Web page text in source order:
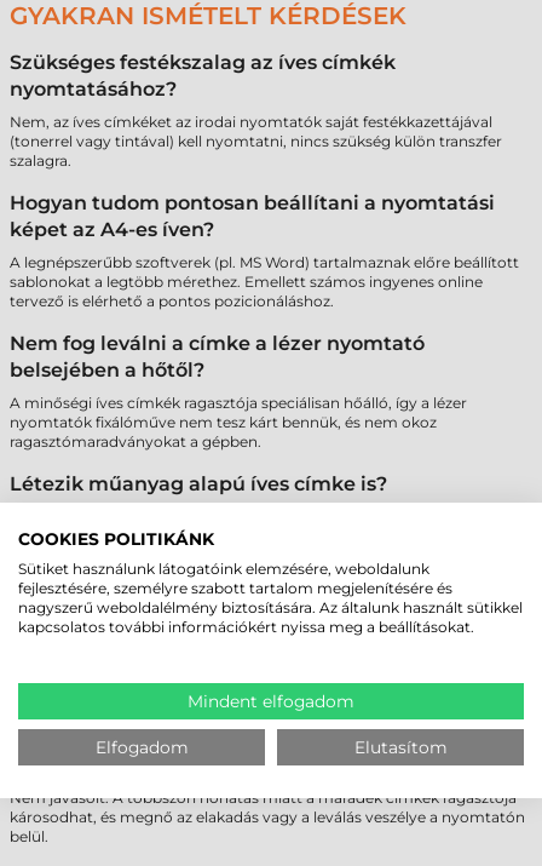
GYAKRAN ISMÉTELT KÉRDÉSEK
Szükséges festékszalag az íves címkék
nyomtatásához?
Nem, az íves címkéket az irodai nyomtatók saját festékkazettájával
(tonerrel vagy tintával) kell nyomtatni, nincs szükség külön transzfer
szalagra.
Hogyan tudom pontosan beállítani a nyomtatási
képet az A4-es íven?
A legnépszerűbb szoftverek (pl. MS Word) tartalmaznak előre beállított
sablonokat a legtöbb mérethez. Emellett számos ingyenes online
tervező is elérhető a pontos pozicionáláshoz.
Nem fog leválni a címke a lézer nyomtató
belsejében a hőtől?
A minőségi íves címkék ragasztója speciálisan hőálló, így a lézer
nyomtatók fixálóműve nem tesz kárt bennük, és nem okoz
ragasztómaradványokat a gépben.
Létezik műanyag alapú íves címke is?
szakadásbiztosak és vízállóak, így tartósabb jelölést tesznek lehetővé
Miért fontos az A4-es ívek szélein lévő biztonsági
sáv?
a papír akadálymentes haladását.
Lehet-e többször átküldeni ugyanazt a lapot a
nyomtatón, ha nem használtam fel minden címkét?
Nem javasolt. A többszöri hőhatás miatt a maradék címkék ragasztója
károsodhat, és megnő az elakadás vagy a leválás veszélye a nyomtatón
belül.
COOKIES POLITIKÁNK
Sütiket használunk látogatóink elemzésére, weboldalunk
fejlesztésére, személyre szabott tartalom megjelenítésére és
nagyszerű weboldalélmény biztosítására. Az általunk használt sütikkel
kapcsolatos további információkért nyissa meg a beállításokat.
Mindent elfogadom
Elfogadom Elutasítom